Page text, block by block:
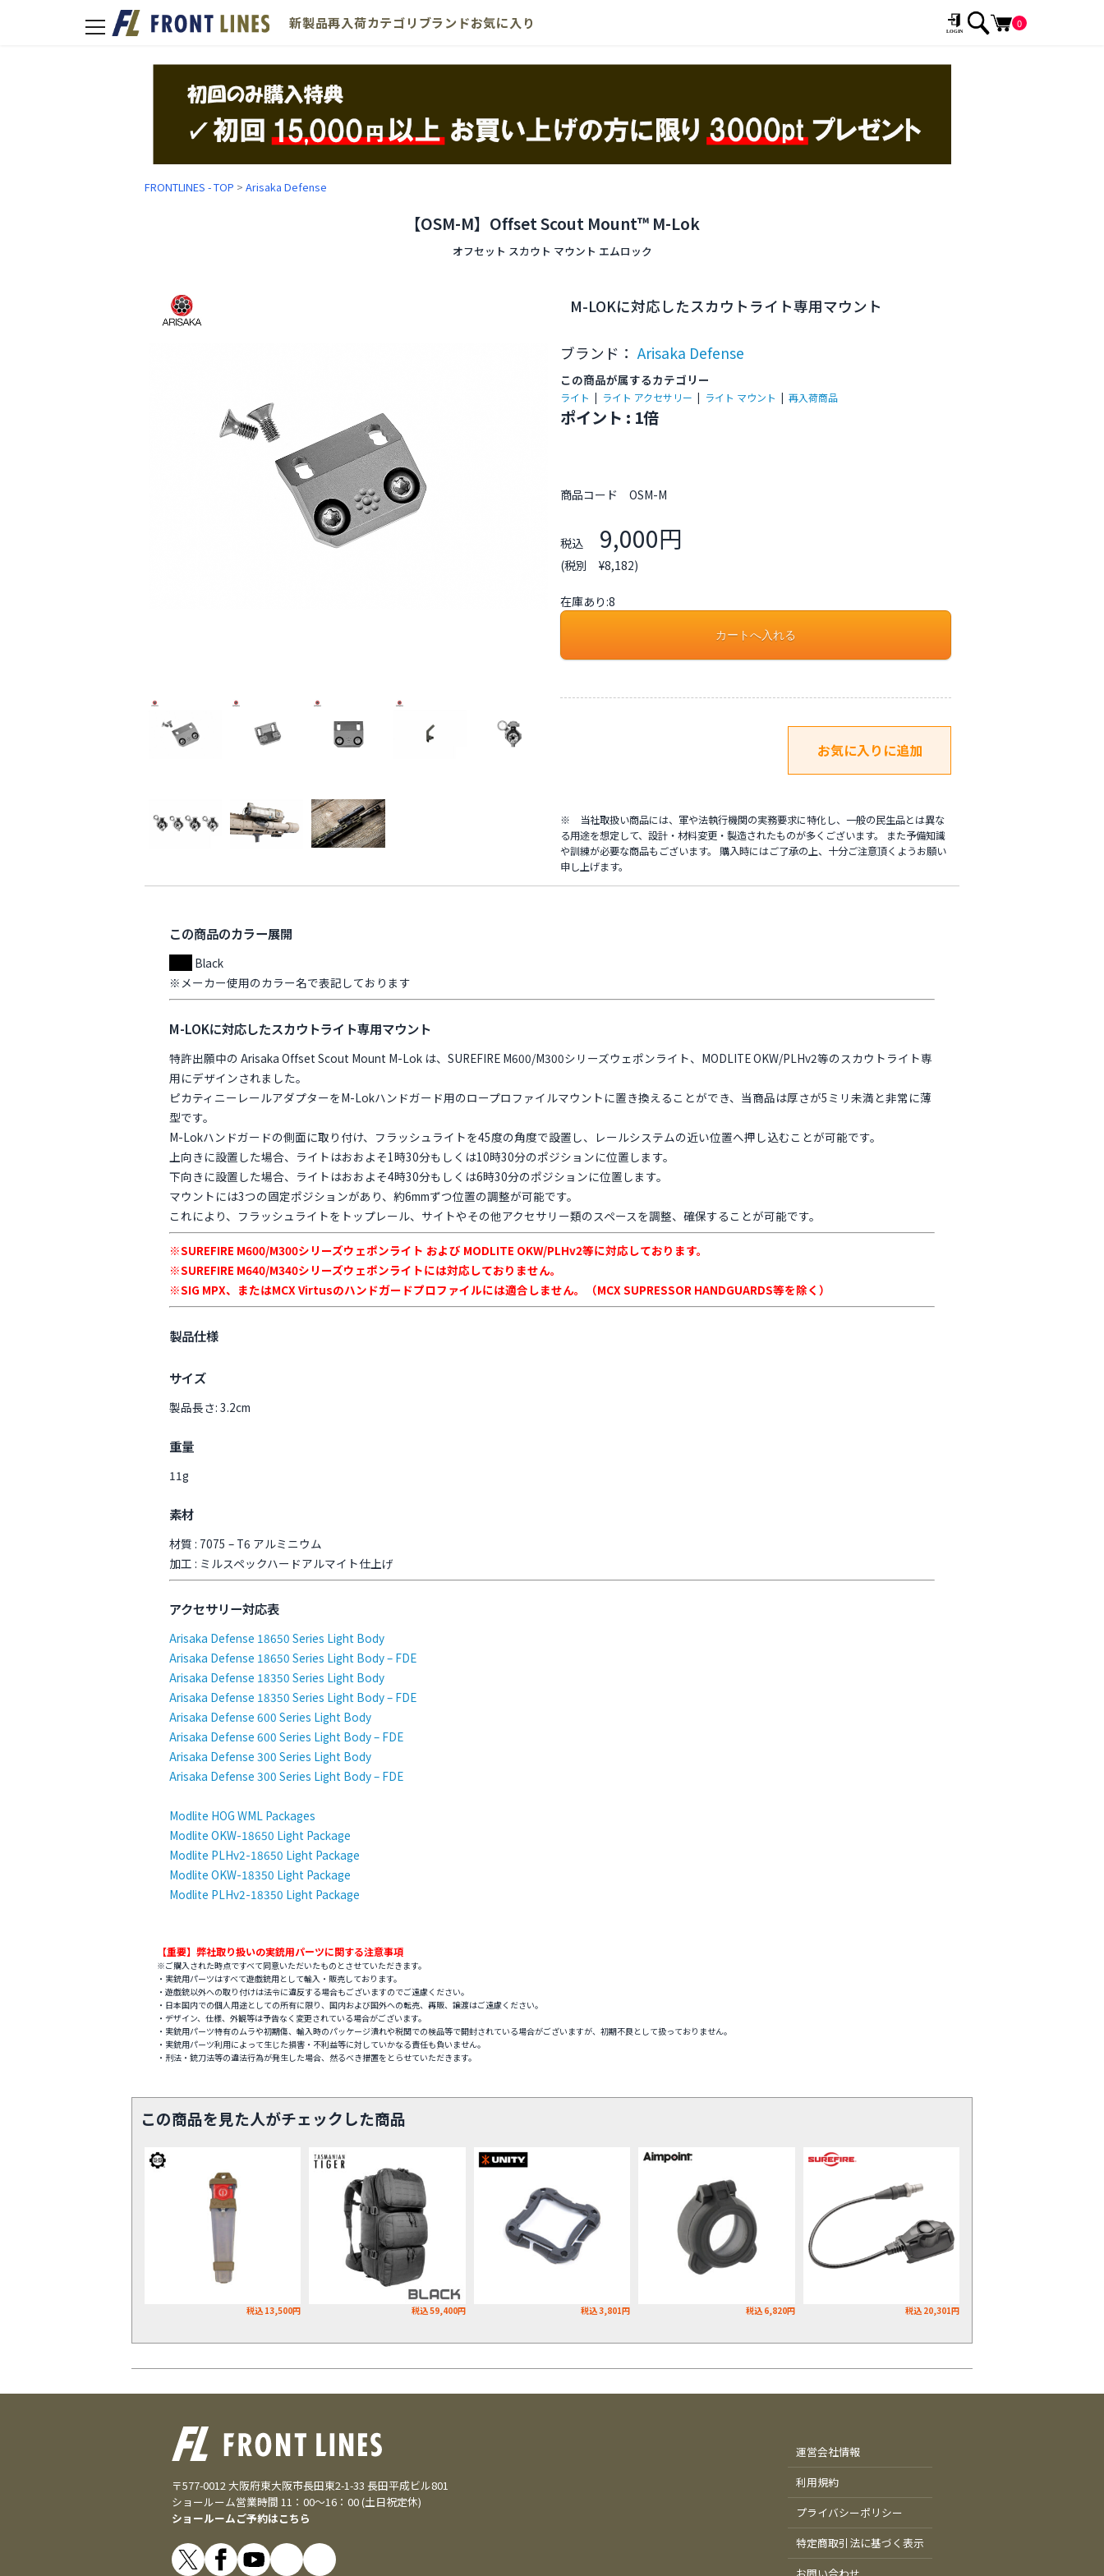
toggle
新製品再入荷カテゴリ ブランドお気に入り 0
FRONTLINES - TOP > Arisaka Defense
【OSM-M】Offset Scout Mount™ M-Lok
オフセット スカウト マウント エムロック
M-LOKに対応したスカウトライト専用マウント
ブランド： Arisaka Defense
この商品が属するカテゴリー
ライト ライト アクセサリー ライト マウント 再入荷商品
ポイント : 1倍
商品コード OSM-M
税込 9,000円
(税別 ¥8,182)
在庫あり:8
※ 当社取扱い商品には、軍や法執行機関の実務要求に特化し、一般の民生品とは異な
る用途を想定して、設計・材料変更・製造されたものが多くございます。 また予備知識
や訓練が必要な商品もございます。 購入時にはご了承の上、十分ご注意頂くようお願い
申し上げます。
この商品のカラー展開
Black
※メーカー使用のカラー名で表記しております
M-LOKに対応したスカウトライト専用マウント
特許出願中の Arisaka Offset Scout Mount M-Lok は、SUREFIRE M600/M300シリーズウェポンライト、MODLITE OKW/PLHv2等のスカウトライト専
用にデザインされました。
ピカティニーレールアダプターをM-Lokハンドガード用のロープロファイルマウントに置き換えることができ、当商品は厚さが5ミリ未満と非常に薄
型です。
M-Lokハンドガードの側面に取り付け、フラッシュライトを45度の角度で設置し、レールシステムの近い位置へ押し込むことが可能です。
上向きに設置した場合、ライトはおおよそ1時30分もしくは10時30分のポジションに位置します。
下向きに設置した場合、ライトはおおよそ4時30分もしくは6時30分のポジションに位置します。
マウントには3つの固定ポジションがあり、約6mmずつ位置の調整が可能です。
これにより、フラッシュライトをトップレール、サイトやその他アクセサリー類のスペースを調整、確保することが可能です。
※SUREFIRE M600/M300シリーズウェポンライト および MODLITE OKW/PLHv2等に対応しております。
※SUREFIRE M640/M340シリーズウェポンライトには対応しておりません。
※SIG MPX、またはMCX Virtusのハンドガードプロファイルには適合しません。（MCX SUPRESSOR HANDGUARDS等を除く）
製品仕様
サイズ
製品長さ: 3.2cm
重量
11g
素材
材質 : 7075 – T6 アルミニウム
加工 : ミルスペックハードアルマイト仕上げ
アクセサリー対応表
Arisaka Defense 18650 Series Light Body
Arisaka Defense 18650 Series Light Body – FDE
Arisaka Defense 18350 Series Light Body
Arisaka Defense 18350 Series Light Body – FDE
Arisaka Defense 600 Series Light Body
Arisaka Defense 600 Series Light Body – FDE
Arisaka Defense 300 Series Light Body
Arisaka Defense 300 Series Light Body – FDE
Modlite HOG WML Packages
Modlite OKW-18650 Light Package
Modlite PLHv2-18650 Light Package
Modlite OKW-18350 Light Package
Modlite PLHv2-18350 Light Package
【重要】弊社取り扱いの実銃用パーツに関する注意事項
※ご購入された時点ですべて同意いただいたものとさせていただきます。
・実銃用パーツはすべて遊戯銃用として輸入・販売しております。
・遊戯銃以外への取り付けは法令に違反する場合もございますのでご遠慮ください。
・日本国内での個人用途としての所有に限り、国内および国外への転売、再販、譲渡はご遠慮ください。
・デザイン、仕様、外観等は予告なく変更されている場合がございます。
・実銃用パーツ特有のムラや初期傷、輸入時のパッケージ潰れや税関での検品等で開封されている場合がございますが、初期不良として扱っておりません。
・実銃用パーツ利用によって生じた損害・不利益等に対していかなる責任も負いません。
・刑法・銃刀法等の違法行為が発生した場合、然るべき措置をとらせていただきます。
この商品を見た人がチェックした商品
税込 13,500円 税込 59,400円 税込 3,801円 税込 6,820円 税込 20,301円
〒577-0012 大阪府東大阪市長田東2-1-33 長田平成ビル801
ショールーム営業時間 11：00～16：00 (土日祝定休)
ショールームご予約はこちら
運営会社情報
利用規約
プライバシーポリシー
特定商取引法に基づく表示
お問い合わせ